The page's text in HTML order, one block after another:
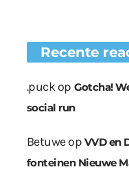
Recente
.puckop Gotcha!
social run
Betuweop VVD en
fonteinen Nieuwe